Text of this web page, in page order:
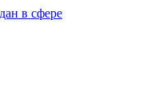
в сфере